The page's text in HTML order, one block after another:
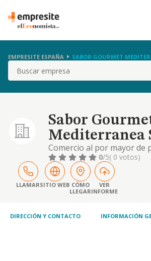
EMPRESITE ESPAÑA SABOR GOURMET
Buscar
Sabor
Mediterranea
Comercio al por mayor de
huevos, aceites y grasas
comercio mayor y por
leche, productos lácteos,
abonos y plantas. comercio
por menor de frutas y
alcohol. se
0/5( 0 votos)
LLAMARSITIO WEB CÓMO
LLEGAR
VER
INFORME
DIRECCIÓN Y CONTACTO INFORMACIÓN